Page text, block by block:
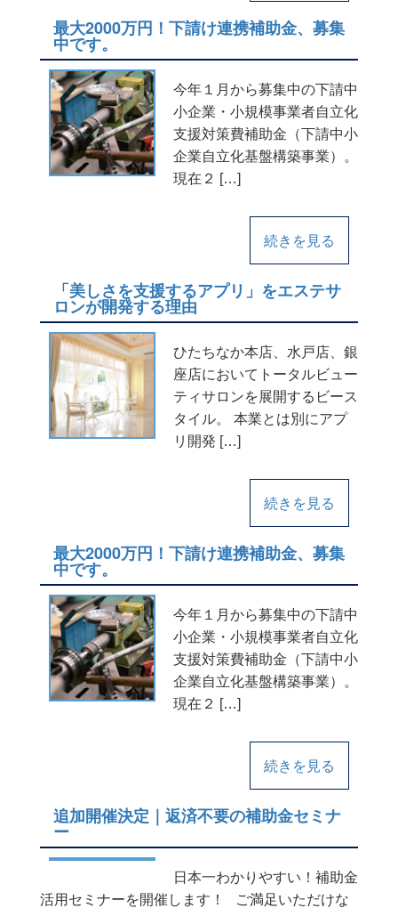
最大2000万円！下請け連携補助金、募集
中です。
今年１月から募集中の下請中
小企業・小規模事業者自立化
支援対策費補助金（下請中小
企業自立化基盤構築事業）。
現在２ […]
続きを見る
「美しさを支援するアプリ」をエステサ
ロンが開発する理由
ひたちなか本店、水戸店、銀
座店においてトータルビュー
ティサロンを展開するビース
タイル。 本業とは別にアプ
リ開発 […]
続きを見る
最大2000万円！下請け連携補助金、募集
中です。
今年１月から募集中の下請中
小企業・小規模事業者自立化
支援対策費補助金（下請中小
企業自立化基盤構築事業）。
現在２ […]
続きを見る
追加開催決定｜返済不要の補助金セミナ
ー
日本一わかりやすい！補助金
活用セミナーを開催します！ ご満足いただけな